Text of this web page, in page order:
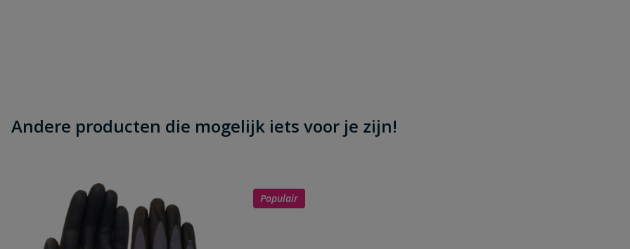
Andere producten die mogelijk iets voor je zijn!
Populair